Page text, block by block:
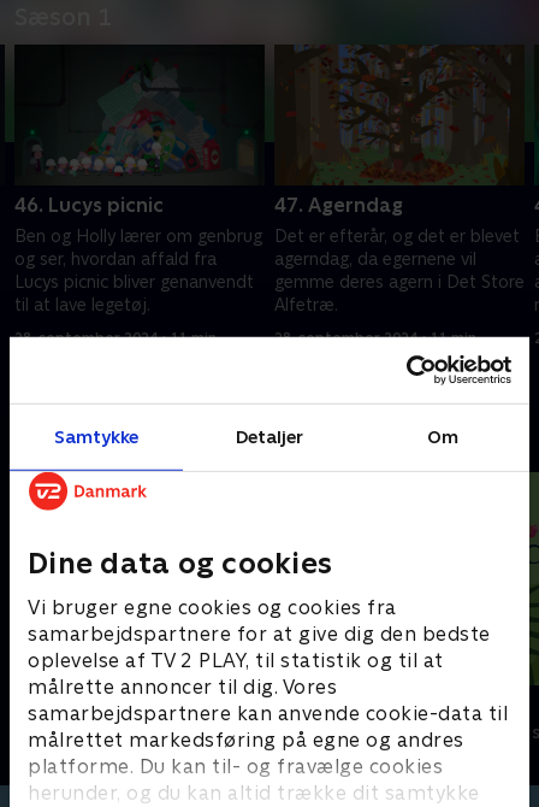
Samtykke Detaljer Om
Dine data og cookies
Vi bruger egne cookies og cookies fra
samarbejdspartnere for at give dig den bedste
oplevelse af TV 2 PLAY, til statistik og til at
målrette annoncer til dig. Vores
samarbejdspartnere kan anvende cookie-data til
målrettet markedsføring på egne og andres
platforme. Du kan til- og fravælge cookies
herunder, og du kan altid trække dit samtykke
46. Lucys picnic
Ben og Holly lærer om genbrug
og ser, hvordan affald fra
Lucys picnic bliver genanvendt
til at lave legetøj.
28. september 2024 • 11 min
47. Agerndag
Det er efterår, og det er blevet
agerndag, da egernene vil
gemme deres agern i Det Store
Alfetræ.
28. september 2024 • 11 min
Andre så også
Gurli Gris
Børneserier • 4 sæsoner
StoryZoo
Børneserier • 2